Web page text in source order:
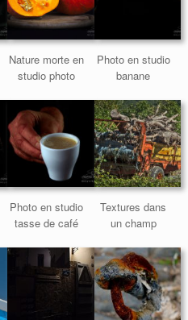
Nature morte en
studio photo
Photo en studio
banane
Photo en studio
tasse de café
Textures dans
un champ